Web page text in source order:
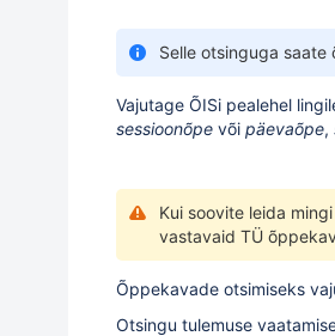
Selle otsinguga
Vajutage ÕISi pealehel
sessioonõpe või päevaõpe,
Kui soovite leida
vastavaid TÜ
Õppekavade otsimiseks
Otsingu tulemuse